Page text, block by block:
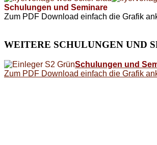
Schulungen und Seminare
Zum PDF Download einfach die Grafik
WEITERE SCHULUNGEN UND
Schulungen und
Zum PDF Download einfach die Grafik